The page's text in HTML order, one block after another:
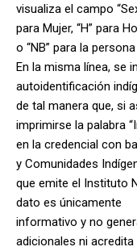
visualiza el campo
para Mujer, “H” para
o “NB” para la
En la misma línea, se
autoidentificación
de tal manera que, si
imprimirse la palabra
en la credencial con
y Comunidades
que emite el Instituto
dato es únicamente
informativo y no
adicionales ni